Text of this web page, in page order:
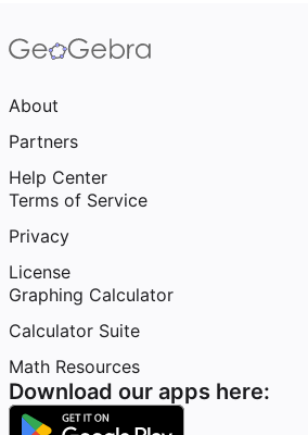
About
Partners
Help Center
Terms of Service
Privacy
License
Graphing Calculator
Calculator Suite
Math Resources
Download our apps here: